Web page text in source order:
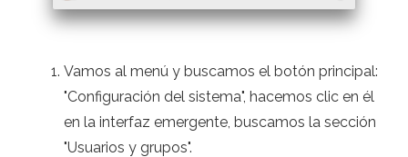
Vamos al menú y buscamos el botón principal:
"Configuración del sistema", hacemos clic en él
en la interfaz emergente, buscamos la sección
"Usuarios y grupos".